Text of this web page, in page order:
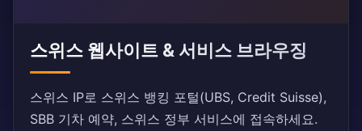
스위스 웹사이트 & 서비스 브라우징
스위스 IP로 스위스 뱅킹 포털(UBS, Credit Suisse),
SBB 기차 예약, 스위스 정부 서비스에 접속하세요.